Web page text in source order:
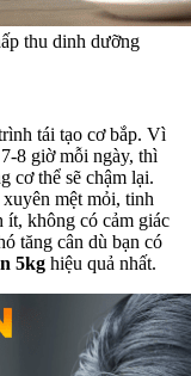
thu dinh dưỡng
tái tạo cơ bắp. Vì
8 giờ mỗi ngày, thì
cơ thể sẽ chậm lại.
mệt mỏi, tinh
ít, không có cảm giác
tăng cân dù bạn có
5kg hiệu quả nhất.